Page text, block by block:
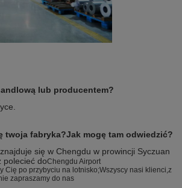
lub producentem?
twoja fabryka?Jak mogę tam odwiedzić?
się w Chengdu w prowincji Syczuan
polecieć doChengdu Airport
Cię po przybyciu na lotnisko;Wszyscy nasi klienci, z
zapraszamy do nas